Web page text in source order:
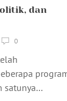
dan
0
satunya…